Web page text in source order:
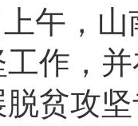
上午，
作，
贫攻